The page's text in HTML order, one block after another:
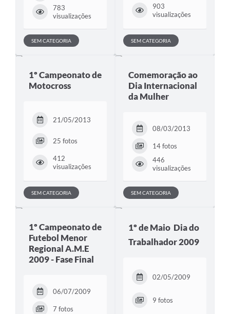
783
visualizações
SEM CATEGORIA
903
visualizações
SEM CATEGORIA
1º Campeonato de
Motocross
21/05/2013
25 fotos
412
visualizações
SEM CATEGORIA
Comemoração ao
Dia Internacional
da Mulher
08/03/2013
14 fotos
446
visualizações
SEM CATEGORIA
1º Campeonato de
Futebol Menor
Regional A.M.E
2009 - Fase Final
06/07/2009
7 fotos
1º de Maio  Dia do
Trabalhador 2009
02/05/2009
9 fotos